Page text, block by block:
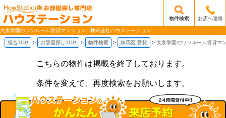
/mobile_img/head-logo.png
物件検索 お店へ連絡
大泉学園のワンルーム賃貸マンション | 株式会社ハウステーション
総合TOP お部屋探しTOP 物件検索 練馬区 賃貸 大泉学園のワンルーム賃貸マ
こちらの物件は掲載を終了しております。
条件を変えて、再度検索をお願いします。